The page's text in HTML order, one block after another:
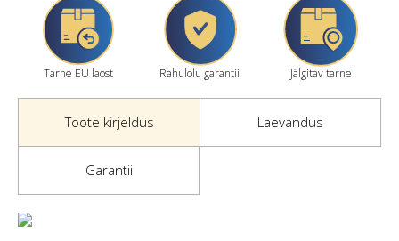
Tarne EU laost Rahulolu garantii Jälgitav tarne
Toote kirjeldus Laevandus
Garantii